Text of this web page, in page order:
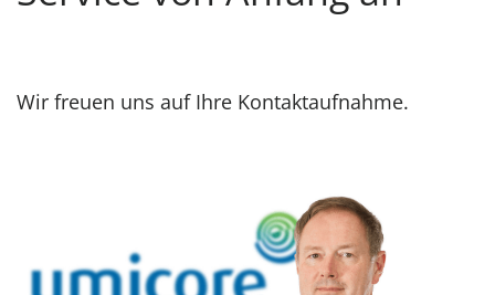
Wir freuen uns auf Ihre Kontaktaufnahme.